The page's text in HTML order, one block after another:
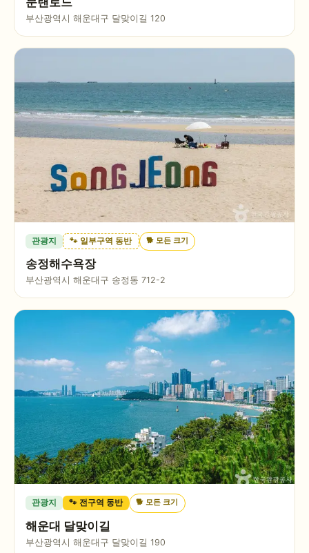
부산광역시 해운대구 달맞이길 120
관광지 🐾 일부구역 동반 🐕 모든 크기
송정해수욕장
부산광역시 해운대구 송정동 712-2
관광지 🐾 전구역 동반 🐕모든 크기
해운대 달맞이길
부산광역시 해운대구 달맞이길 190